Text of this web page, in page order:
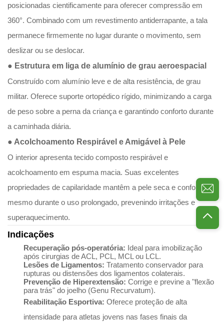
posicionadas cientificamente para oferecer compressão em
360°. Combinado com um revestimento antiderrapante, a tala
permanece firmemente no lugar durante o movimento, sem
deslizar ou se deslocar.
● Estrutura em liga de alumínio de grau aeroespacial
Construído com alumínio leve e de alta resistência, de grau
militar. Oferece suporte ortopédico rígido, minimizando a carga
de peso sobre a perna da criança e garantindo conforto durante
a caminhada diária.
● Acolchoamento Respirável e Amigável à Pele
O interior apresenta tecido composto respirável e
acolchoamento em espuma macia. Suas excelentes
propriedades de capilaridade mantêm a pele seca e confortável,
mesmo durante o uso prolongado, prevenindo irritações e
superaquecimento.
Indicações
Recuperação pós-operatória: Ideal para imobilização
após cirurgias de ACL, PCL, MCL ou LCL.
Lesões de Ligamentos: Tratamento conservador para
rupturas ou distensões dos ligamentos colaterais.
Prevenção de Hiperextensão: Corrige e previne a "flexão
para trás" do joelho (Genu Recurvatum).
Reabilitação Esportiva: Oferece proteção de alta
intensidade para atletas jovens nas fases finais da